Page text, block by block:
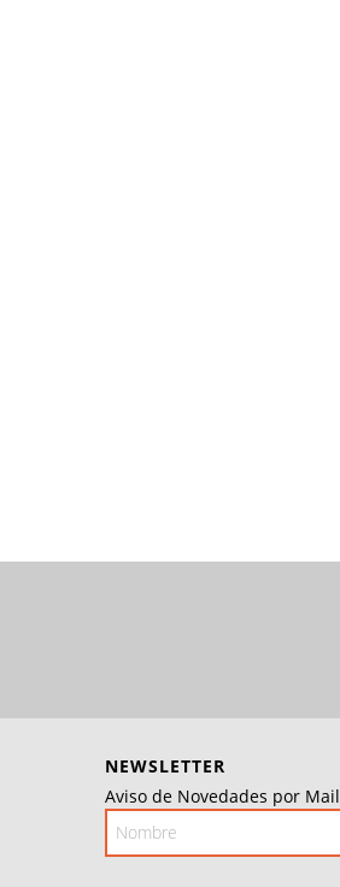
NEWSLETTER
Aviso de Novedades por Mail